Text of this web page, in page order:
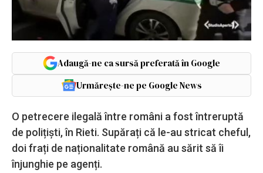
Adaugă-ne ca sursă preferată în Google
Urmărește-ne pe Google News
O petrecere ilegală între români a fost întreruptă
de polițiști, în Rieti. Supărați că le-au stricat cheful,
doi frați de naționalitate română au sărit să îi
înjunghie pe agenți.